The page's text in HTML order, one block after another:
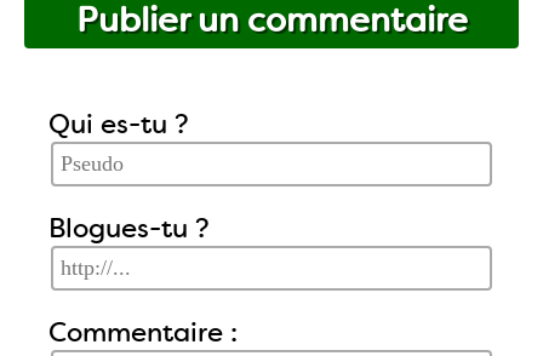
Publier un commentaire
Qui es-tu ?
Blogues-tu ?
Commentaire :